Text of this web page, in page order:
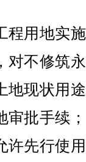
用地实
对不修筑
地现状用
审批手续
许先行使